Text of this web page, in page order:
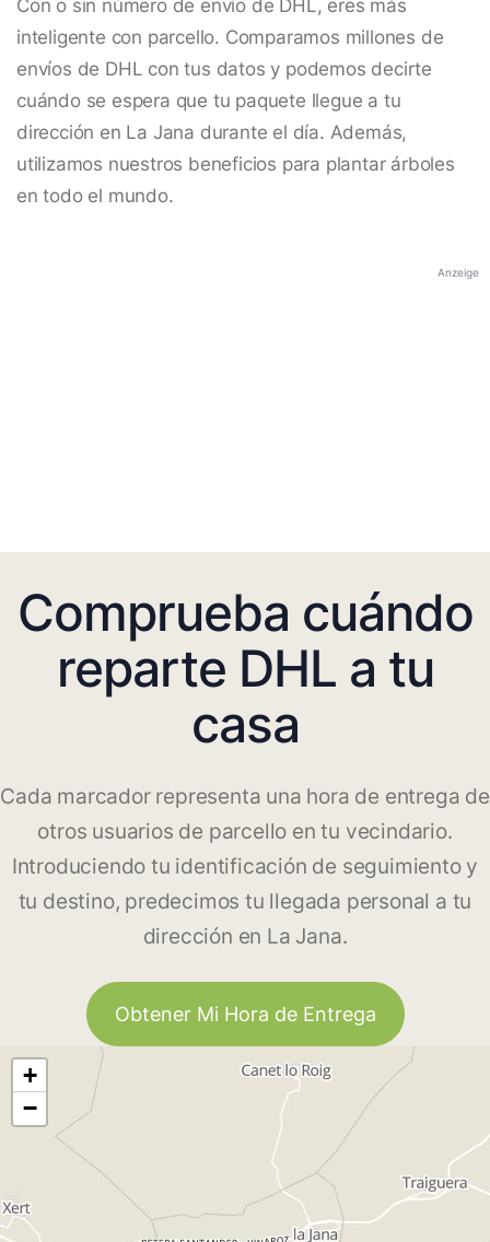
Con o sin número de envío de DHL, eres más
inteligente con parcello. Comparamos millones de
envíos de DHL con tus datos y podemos decirte
cuándo se espera que tu paquete llegue a tu
dirección en La Jana durante el día. Además,
utilizamos nuestros beneficios para plantar árboles
en todo el mundo.
Anzeige
Comprueba cuándo
reparte DHL a tu
casa
Cada marcador representa una hora de entrega de
otros usuarios de parcello en tu vecindario.
Introduciendo tu identificación de seguimiento y
tu destino, predecimos tu llegada personal a tu
dirección en La Jana.
Obtener Mi Hora de Entrega
+
−